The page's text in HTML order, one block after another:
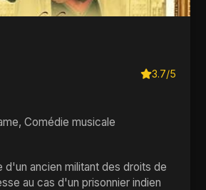
3.7/5
Comédie musicale
d'un ancien militant des droits de
au cas d'un prisonnier indien